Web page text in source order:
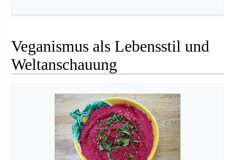
Veganismus als Lebensstil und
Weltanschauung